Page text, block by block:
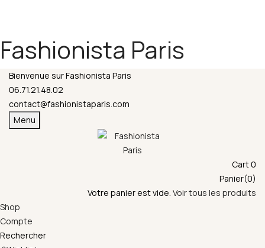
Fashionista Paris
Bienvenue sur Fashionista Paris
06.71.21.48.02
contact@fashionistaparis.com
Menu
Cart0
Panier(0)
Votre panier est vide. Voir tous les produits
Shop
Compte
Rechercher
possible durant cette période.